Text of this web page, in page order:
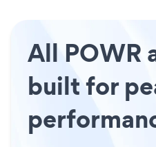
All POWR
built for